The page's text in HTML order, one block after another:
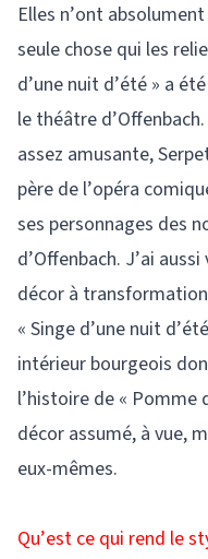
Elles n’ont
seule chose qui les
d’une nuit d’été » a
le théâtre
assez amusante,
père de l’opéra
ses personnages des
d’Offenbach. J’ai
décor à
« Singe d’une nuit
intérieur bourgeois
l’histoire de « Pomme
décor assumé, à vue,
eux-mêmes.
Qu’est ce qui rend le